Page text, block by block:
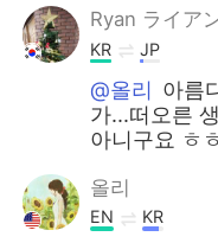
Ryan ライア
KR JP
@올리 아름
가...떠오른
아니구요 ㅎ
올리
EN KR